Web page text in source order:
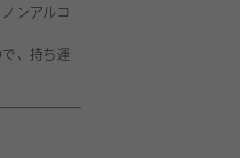
ンアルコ
、持ち運